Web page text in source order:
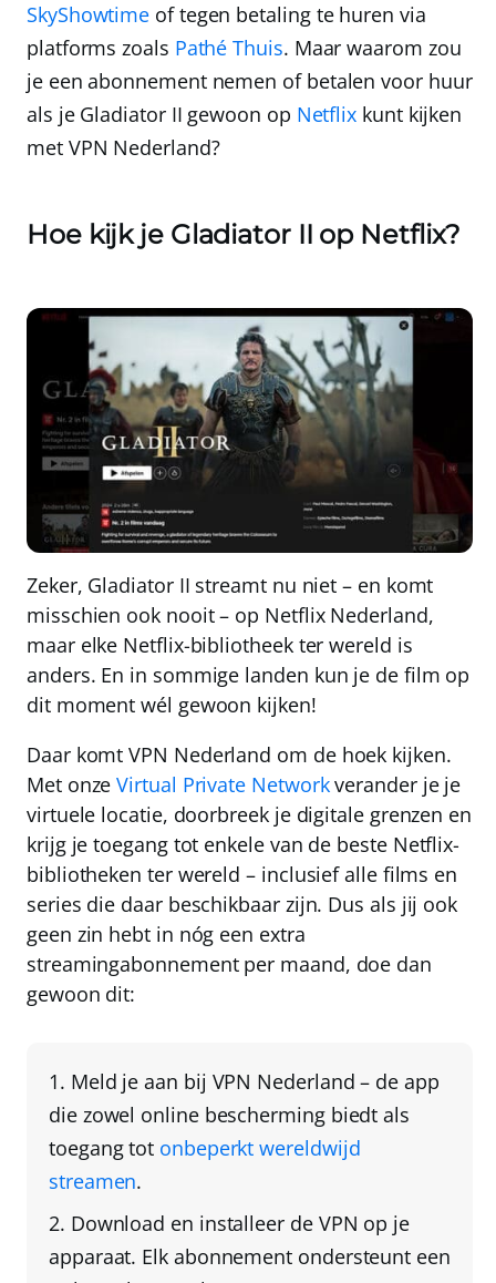
SkyShowtime of tegen betaling te huren via
platforms zoals Pathé Thuis. Maar waarom zou
je een abonnement nemen of betalen voor huur
als je Gladiator II gewoon op Netflix kunt kijken
met VPN Nederland?
Hoe kijk je Gladiator II op Netflix?
Zeker, Gladiator II streamt nu niet – en komt
misschien ook nooit – op Netflix Nederland,
maar elke Netflix-bibliotheek ter wereld is
anders. En in sommige landen kun je de film op
dit moment wél gewoon kijken!
Daar komtVPN Nederland om de hoek kijken.
Met onzeVirtual Private Networkverander je je
virtuele locatie, doorbreek je digitale grenzen en
krijg je toegang tot enkele van de beste Netflix-
bibliotheken ter wereld – inclusief alle films en
series die daar beschikbaar zijn. Dus als jij ook
geen zin hebt in nóg een extra
streamingabonnement per maand, doe dan
gewoon dit:
Meld je aan bij VPN Nederland – de app
die zowel online bescherming biedt als
toegang tot onbeperkt wereldwijd
streamen.
Download en installeer de VPN op je
apparaat. Elk abonnement ondersteunt een